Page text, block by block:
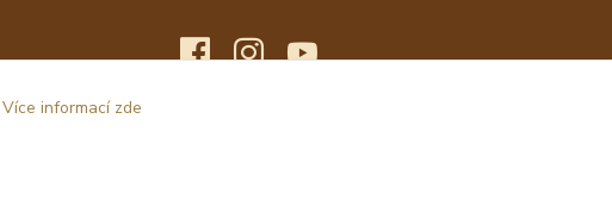
Více informací zde